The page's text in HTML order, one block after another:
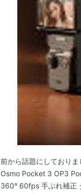
前から話題にしており
Osmo Pocket 3 OP3
360° 60fps 手ぶれ補正